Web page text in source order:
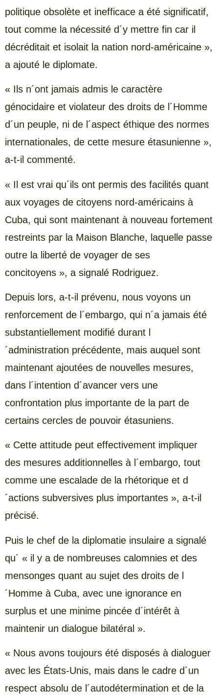
politique obsolète et inefficace a été significatif,
tout comme la nécessité d´y mettre fin car il
décréditait et isolait la nation nord-américaine »,
a ajouté le diplomate.
« Ils n´ont jamais admis le caractère
génocidaire et violateur des droits de l´Homme
d´un peuple, ni de l´aspect éthique des normes
internationales, de cette mesure étasunienne »,
a-t-il commenté.
« Il est vrai qu´ils ont permis des facilités quant
aux voyages de citoyens nord-américains à
Cuba, qui sont maintenant à nouveau fortement
restreints par la Maison Blanche, laquelle passe
outre la liberté de voyager de ses
concitoyens », a signalé Rodriguez.
Depuis lors, a-t-il prévenu, nous voyons un
renforcement de l´embargo, qui n´a jamais été
substantiellement modifié durant l
´administration précédente, mais auquel sont
maintenant ajoutées de nouvelles mesures,
dans l´intention d´avancer vers une
confrontation plus importante de la part de
certains cercles de pouvoir étasuniens.
« Cette attitude peut effectivement impliquer
des mesures additionnelles à l´embargo, tout
comme une escalade de la rhétorique et d
´actions subversives plus importantes », a-t-il
précisé.
Puis le chef de la diplomatie insulaire a signalé
qu´ « il y a de nombreuses calomnies et des
mensonges quant au sujet des droits de l
´Homme à Cuba, avec une ignorance en
surplus et une minime pincée d´intérêt à
maintenir un dialogue bilatéral ».
« Nous avons toujours été disposés à dialoguer
avec les États-Unis, mais dans le cadre d´un
respect absolu de l´autodétermination et de la